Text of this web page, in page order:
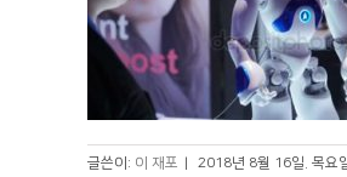
글쓴이: 이 재포 | 2018년 8월 16일. 목요